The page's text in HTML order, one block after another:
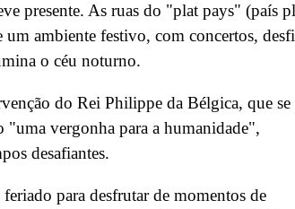
presente. As ruas do "plat pays" (país
um ambiente festivo, com concertos,
o céu noturno.
do Rei Philippe da Bélgica, que se
vergonha para a humanidade",
desafiantes.
para desfrutar de momentos de